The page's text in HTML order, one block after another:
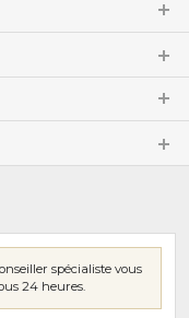
spécialiste vous
24 heures.